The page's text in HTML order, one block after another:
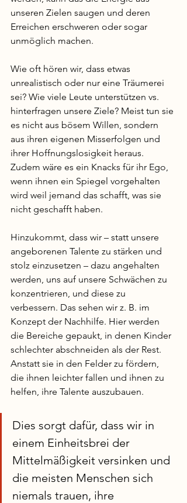
unseren Zielen saugen und deren
Erreichen erschweren oder sogar
unmöglich machen.
Wie oft hören wir, dass etwas
unrealistisch oder nur eine Träumerei
sei? Wie viele Leute unterstützen vs.
hinterfragen unsere Ziele? Meist tun sie
es nicht aus bösem Willen, sondern
aus ihren eigenen Misserfolgen und
ihrer Hoffnungslosigkeit heraus.
Zudem wäre es ein Knacks für ihr Ego,
wenn ihnen ein Spiegel vorgehalten
wird weil jemand das schafft, was sie
nicht geschafft haben.
Hinzukommt, dass wir – statt unsere
angeborenen Talente zu stärken und
stolz einzusetzen – dazu angehalten
werden, uns auf unsere Schwächen zu
konzentrieren, und diese zu
verbessern. Das sehen wir z. B. im
Konzept der Nachhilfe. Hier werden
die Bereiche gepaukt, in denen Kinder
schlechter abschneiden als der Rest.
Anstatt sie in den Felder zu fördern,
die ihnen leichter fallen und ihnen zu
helfen, ihre Talente auszubauen.
Dies sorgt dafür, dass wir in
einem Einheitsbrei der
Mittelmäßigkeit versinken und
die meisten Menschen sich
niemals trauen, ihre